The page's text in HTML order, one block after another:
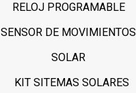
RELOJ PROGRAMABLE
SENSOR DE MOVIMIENTOS
SOLAR
KIT SITEMAS SOLARES